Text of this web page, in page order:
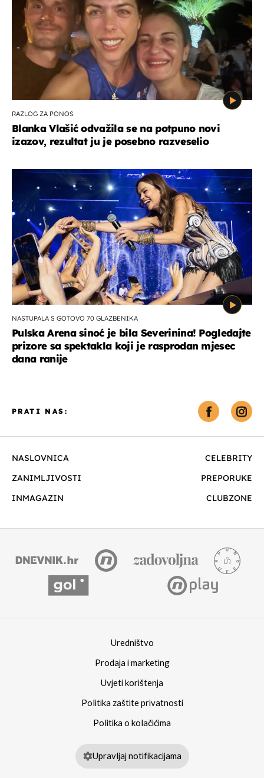
RAZLOG ZA PONOS
Blanka Vlašić odvažila se na potpuno novi
izazov, rezultat ju je posebno razveselio
NASTUPALA S GOTOVO 70 GLAZBENIKA
Pulska Arena sinoć je bila Severinina! Pogledajte
prizore sa spektakla koji je rasprodan mjesec
dana ranije
NASLOVNICA
CELEBRITY
ZANIMLJIVOSTI
PREPORUKE
INMAGAZIN
CLUBZONE
PRATI NAS:
Uredništvo
Prodaja i marketing
Uvjeti korištenja
Politika zaštite privatnosti
Politika o kolačićima
Upravljaj notifikacijama